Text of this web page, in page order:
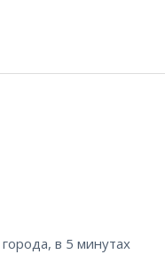
в 5 минутах